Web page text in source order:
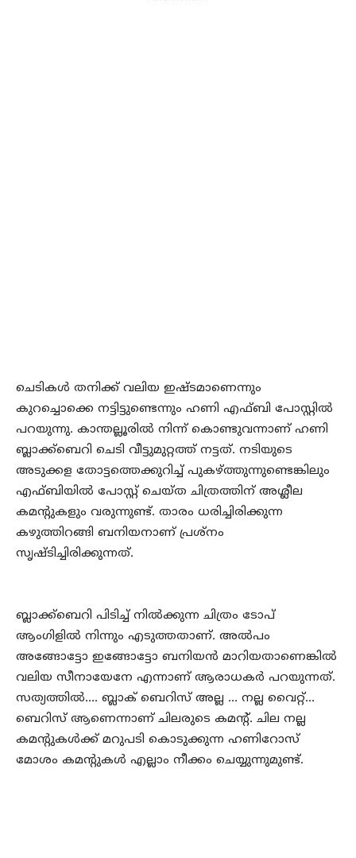
ചെടികള്‍ തനിക്ക് വലിയ ഇഷ്ടമാണെന്നും
കുറച്ചൊക്കെ നട്ടിട്ടുണ്ടെന്നും ഹണി എഫ്ബി പോസ്റ്റില്‍
പറയുന്നു. കാന്തല്ലൂരില്‍ നിന്ന് കൊണ്ടുവന്നാണ് ഹണി
ബ്ലാക്ക്ബെറി ചെടി വീട്ടുമുറ്റത്ത് നട്ടത്. നടിയുടെ
അടുക്കള തോട്ടത്തെക്കുറിച്ച് പുകഴ്ത്തുന്നുണ്ടെങ്കിലും
എഫ്ബിയില്‍ പോസ്റ്റ് ചെയ്ത ചിത്രത്തിന് അശ്ലീല
കമന്റുകളും വരുന്നുണ്ട്. താരം ധരിച്ചിരിക്കുന്ന
കഴുത്തിറങ്ങി ബനിയനാണ് പ്രശ്നം
സൃഷ്ടിച്ചിരിക്കുന്നത്.
ബ്ലാക്ക്ബെറി പിടിച്ച് നില്‍ക്കുന്ന ചിത്രം ടോപ്
ആംഗിളില്‍ നിന്നും എടുത്തതാണ്. അല്‍പം
അങ്ങോട്ടോ ഇങ്ങോട്ടോ ബനിയന്‍ മാറിയതാണെങ്കില്‍
വലിയ സീനായേനേ എന്നാണ് ആരാധകര്‍ പറയുന്നത്.
സത്യത്തില്‍…. ബ്ലാക് ബെറിസ് അല്ല … നല്ല വൈറ്റ്…
ബെറിസ് ആണെന്നാണ് ചിലരുടെ കമന്റ്. ചില നല്ല
കമന്റുകള്‍ക്ക് മറുപടി കൊടുക്കുന്ന ഹണിറോസ്
മോശം കമന്റുകള്‍ എല്ലാം നീക്കം ചെയ്യുന്നുമുണ്ട്.